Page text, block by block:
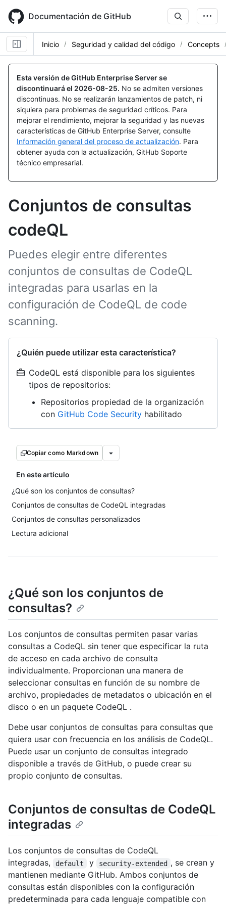
main
content
Documentación de GitHub
Inicio Seguridad y calidad del código Concepts
Esta versión de GitHub Enterprise Server se
discontinuará el 2026-08-25. No se admiten versiones
discontinuas. No se realizarán lanzamientos de patch, ni
siquiera para problemas de seguridad críticos. Para
mejorar el rendimiento, mejorar la seguridad y las nuevas
características de GitHub Enterprise Server, consulte
Información general del proceso de actualización. Para
obtener ayuda con la actualización, GitHub Soporte
técnico empresarial.
Conjuntos de consultas
codeQL
Puedes elegir entre diferentes
conjuntos de consultas de CodeQL
integradas para usarlas en la
configuración de CodeQL de code
scanning.
¿Quién puede utilizar esta característica?
CodeQL está disponible para los siguientes
tipos de repositorios:
Repositorios propiedad de la organización
con GitHub Code Security habilitado
Copiar como Markdown
En este artículo
¿Qué son los conjuntos de consultas?
Conjuntos de consultas de CodeQL integradas
Conjuntos de consultas personalizados
Lectura adicional
¿Qué son los conjuntos de
consultas?
Los conjuntos de consultas permiten pasar varias
consultas a CodeQL sin tener que especificar la ruta
de acceso en cada archivo de consulta
individualmente. Proporcionan una manera de
seleccionar consultas en función de su nombre de
archivo, propiedades de metadatos o ubicación en el
disco o en un paquete CodeQL .
Debe usar conjuntos de consultas para consultas que
quiera usar con frecuencia en los análisis de CodeQL.
Puede usar un conjunto de consultas integrado
disponible a través de GitHub, o puede crear su
propio conjunto de consultas.
Conjuntos de consultas de CodeQL
integradas
Los conjuntos de consultas de CodeQL
integradas,
default y security-extended , se crean y
mantienen mediante GitHub. Ambos conjuntos de
consultas están disponibles con la configuración
predeterminada para cada lenguaje compatible con